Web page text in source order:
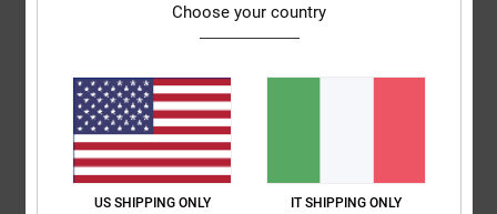
Colore
5 /5
Choose your country
US SHIPPING ONLY IT SHIPPING ONLY